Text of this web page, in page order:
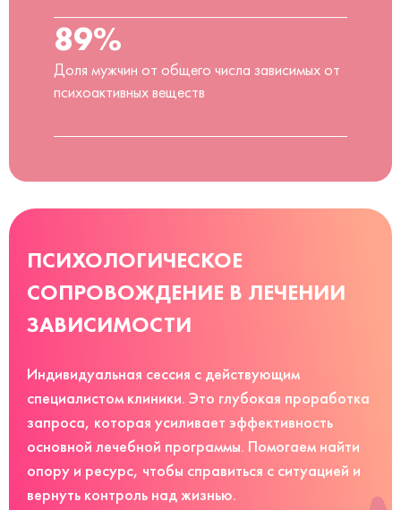
89%
Доля мужчин от общего числа зависимых от
психоактивных веществ
ПСИХОЛОГИЧЕСКОЕ
СОПРОВОЖДЕНИЕ В ЛЕЧЕНИИ
ЗАВИСИМОСТИ
Индивидуальная сессия с действующим
специалистом клиники. Это глубокая проработка
запроса, которая усиливает эффективность
основной лечебной программы. Помогаем найти
опору и ресурс, чтобы справиться с ситуацией и
вернуть контроль над жизнью.